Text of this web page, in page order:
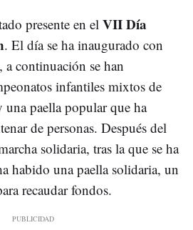
presente en el VII Día
. El día se ha inaugurado con
a continuación se han
infantiles mixtos de
paella popular que ha
de personas. Después del
solidaria, tras la que se ha
habido una paella solidaria, un
recaudar fondos.